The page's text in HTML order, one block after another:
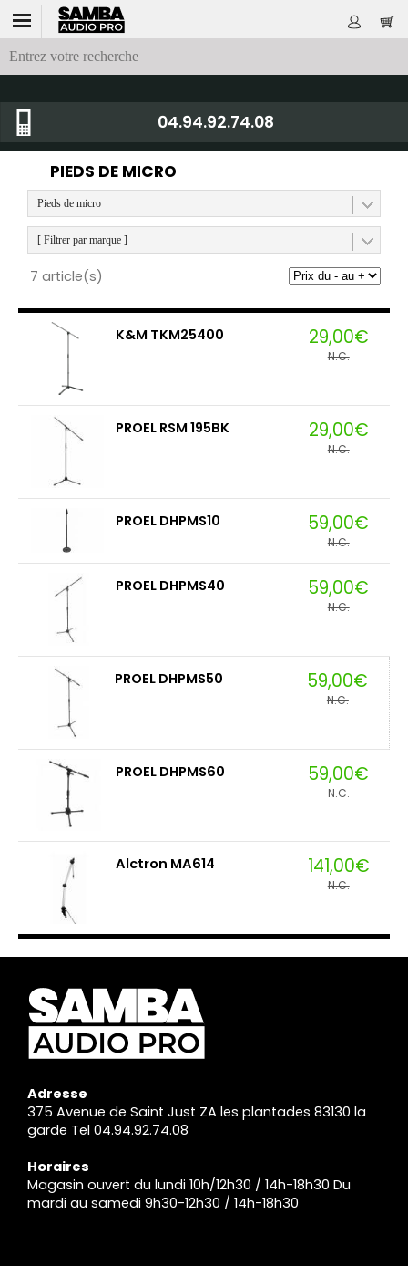
04.94.92.74.08
PIEDS DE MICRO
Pieds de micro
[ Filtrer par marque ]
7 article(s)
K&M TKM25400 29,00€
N.C.
PROEL RSM 195BK 29,00€
N.C.
PROEL DHPMS10 59,00€
N.C.
PROEL DHPMS40 59,00€
N.C.
PROEL DHPMS50 59,00€
N.C.
PROEL DHPMS60 59,00€
N.C.
Alctron MA614 141,00€
N.C.
Adresse
375 Avenue de Saint Just ZA les plantades 83130 la
garde Tel 04.94.92.74.08
Horaires
Magasin ouvert du lundi 10h/12h30 / 14h-18h30 Du
mardi au samedi 9h30-12h30 / 14h-18h30